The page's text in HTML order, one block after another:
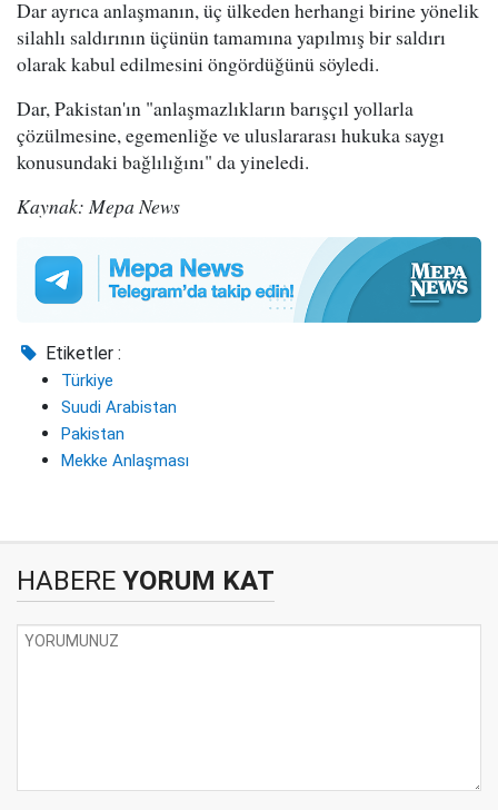
Dar ayrıca anlaşmanın, üç ülkeden herhangi birine yönelik
silahlı saldırının üçünün tamamına yapılmış bir saldırı
olarak kabul edilmesini öngördüğünü söyledi.
Dar, Pakistan'ın "anlaşmazlıkların barışçıl yollarla
çözülmesine, egemenliğe ve uluslararası hukuka saygı
konusundaki bağlılığını" da yineledi.
Kaynak: Mepa News
Etiketler :
Türkiye
Suudi Arabistan
Pakistan
Mekke Anlaşması
HABERE YORUM KAT